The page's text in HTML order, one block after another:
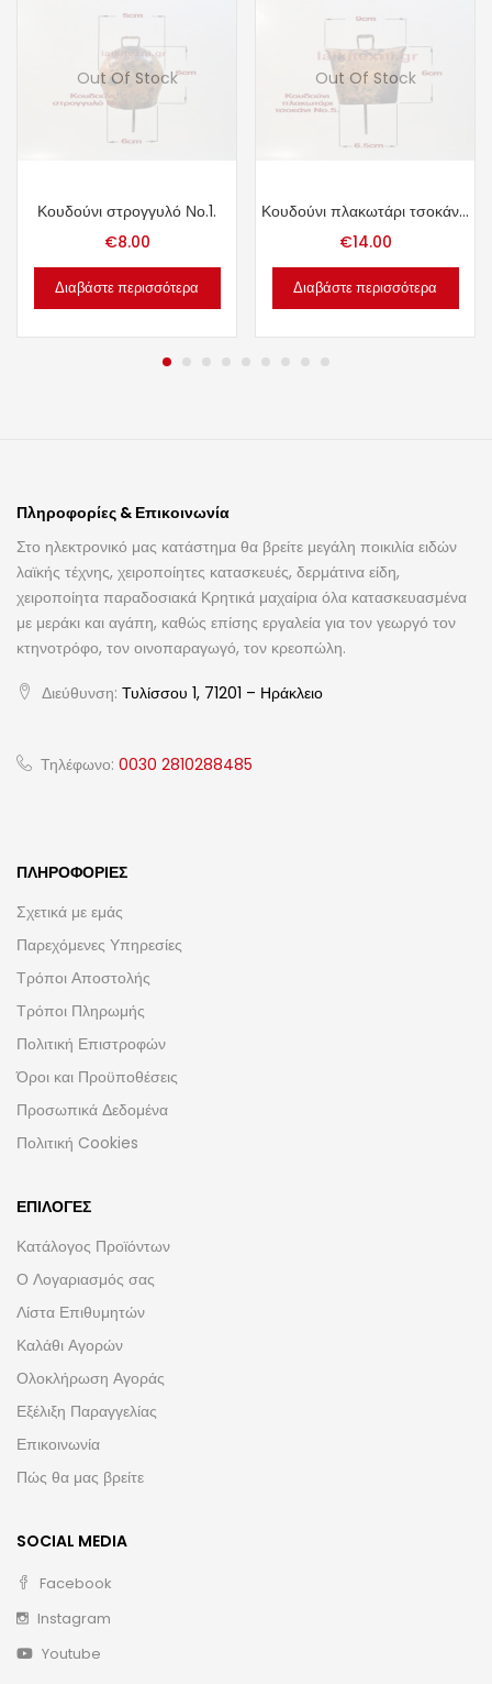
Out Of Stock
Κουδούνι στρογγυλό Νο.1.
€8.00
Διαβάστε περισσότερα
Out Of Stock
Κουδούνι πλακωτάρι τσοκάνι Νο.5.
€14.00
Διαβάστε περισσότερα
Πληροφορίες & Επικοινωνία
Στο ηλεκτρονικό μας κατάστημα θα βρείτε μεγάλη ποικιλία ειδών
λαϊκής τέχνης, χειροποίητες κατασκευές, δερμάτινα είδη,
χειροποίητα παραδοσιακά Κρητικά μαχαίρια όλα κατασκευασμένα
με μεράκι και αγάπη, καθώς επίσης εργαλεία για τον γεωργό τον
κτηνοτρόφο, τον οινοπαραγωγό, τον κρεοπώλη.
Διεύθυνση: Τυλίσσου 1, 71201 – Ηράκλειο
Τηλέφωνο: 0030 2810288485
ΠΛΗΡΟΦΟΡΊΕΣ
Σχετικά με εμάς
Παρεχόμενες Υπηρεσίες
Τρόποι Αποστολής
Τρόποι Πληρωμής
Πολιτική Επιστροφών
Όροι και Προϋποθέσεις
Προσωπικά Δεδομένα
Πολιτική Cookies
ΕΠΙΛΟΓΈΣ
Κατάλογος Προϊόντων
Ο Λογαριασμός σας
Λίστα Επιθυμητών
Καλάθι Αγορών
Ολοκλήρωση Αγοράς
Εξέλιξη Παραγγελίας
Επικοινωνία
Πώς θα μας βρείτε
SOCIAL MEDIA
Facebook
Instagram
Youtube